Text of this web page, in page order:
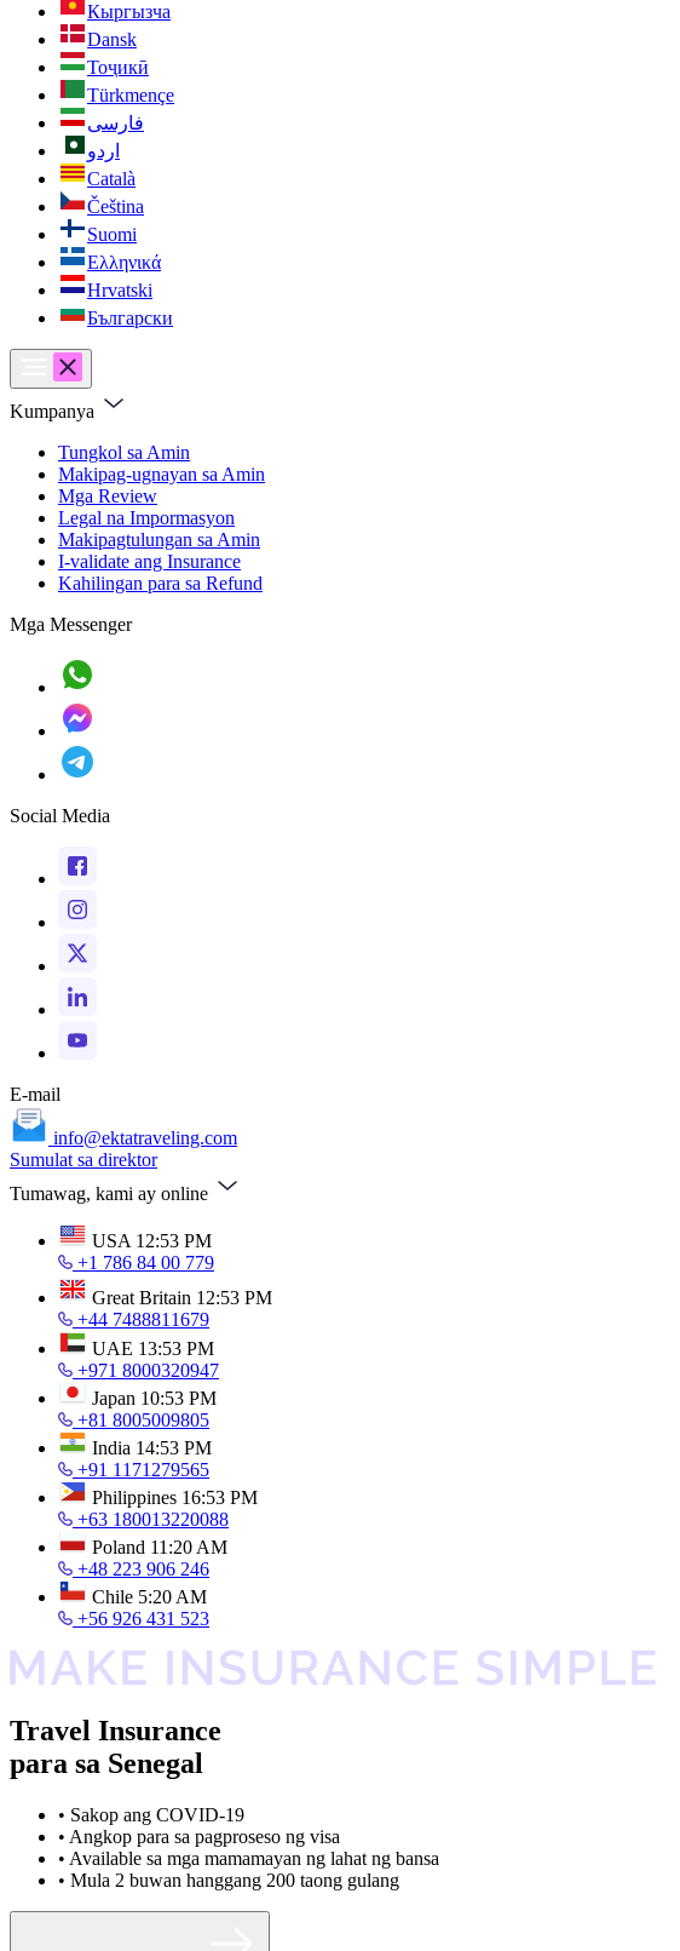
Кыргызча
Dansk
Тоҷикӣ
Türkmençe
فارسی
اردو
Català
Čeština
Suomi
Ελληνικά
Hrvatski
Български
Kumpanya
Tungkol sa Amin
Makipag-ugnayan sa Amin
Mga Review
Legal na Impormasyon
Makipagtulungan sa Amin
I-validate ang Insurance
Kahilingan para sa Refund
Mga Messenger
Social Media
E-mail
info@ektatraveling.com
Sumulat sa direktor
Tumawag, kami ay online
USA 12:53 PM
+1 786 84 00 779
Great Britain 12:53 PM
+44 7488811679
UAE 13:53 PM
+971 8000320947
Japan 10:53 PM
+81 8005009805
India 14:53 PM
+91 1171279565
Philippines 16:53 PM
+63 180013220088
Poland 11:20 AM
+48 223 906 246
Chile 5:20 AM
+56 926 431 523
Travel Insurance
para sa Senegal
• Sakop ang COVID-19
• Angkop para sa pagproseso ng visa
• Available sa mga mamamayan ng lahat ng bansa
• Mula 2 buwan hanggang 200 taong gulang